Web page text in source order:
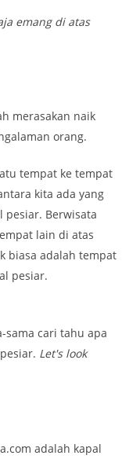
emang di atas
merasakan naik
orang.
tempat ke tempat
kita ada yang
pesiar. Berwisata
lain di atas
biasa adalah tempat
pesiar.
sama cari tahu apa
Let's look
adalah kapal